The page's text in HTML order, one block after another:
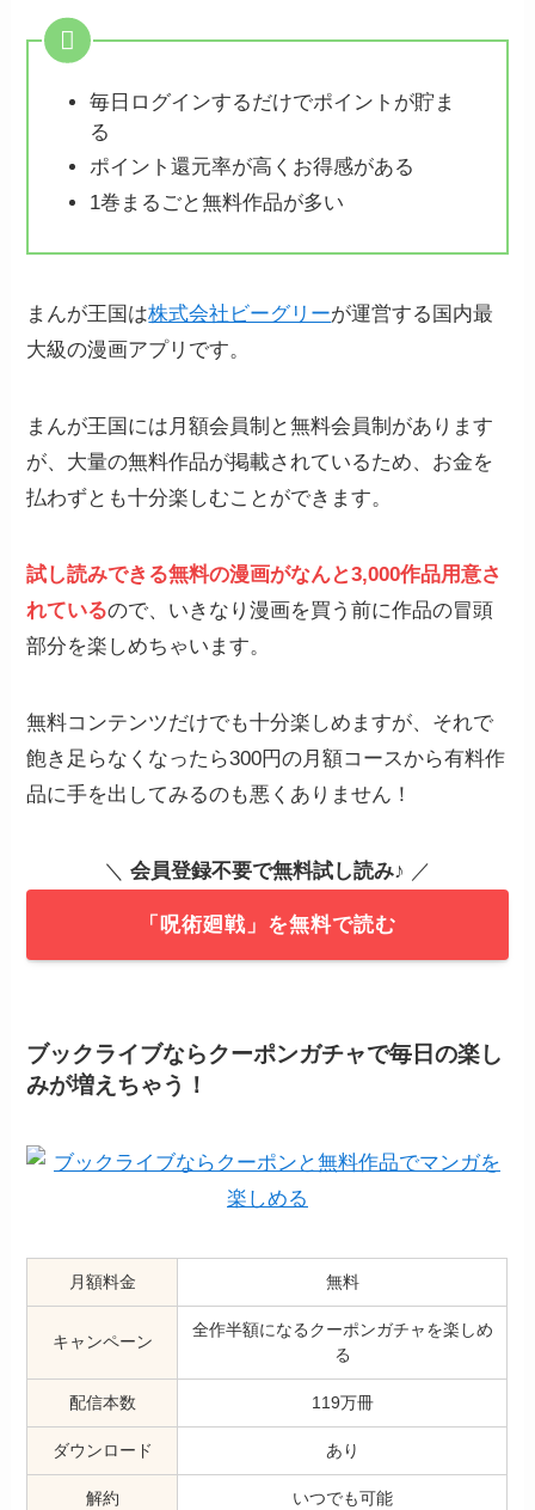
毎日ログインするだけでポイントが貯ま
る
ポイント還元率が高くお得感がある
1巻まるごと無料作品が多い
まんが王国は株式会社ビーグリーが運営する国内最
大級の漫画アプリです。
まんが王国には月額会員制と無料会員制があります
が、大量の無料作品が掲載されているため、お金を
払わずとも十分楽しむことができます。
試し読みできる無料の漫画がなんと3,000作品用意さ
れているので、いきなり漫画を買う前に作品の冒頭
部分を楽しめちゃいます。
無料コンテンツだけでも十分楽しめますが、それで
飽き足らなくなったら300円の月額コースから有料作
品に手を出してみるのも悪くありません！
＼ 会員登録不要で無料試し読み♪ ／
「呪術廻戦」を無料で読む
ブックライブならクーポンガチャで毎日の楽し
みが増えちゃう！
月額料金 無料
キャンペーン
全作半額になるクーポンガチャを楽しめ
る
配信本数 119万冊
ダウンロード あり
解約 いつでも可能